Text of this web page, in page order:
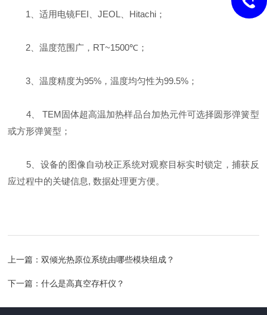
1、适用电镜FEI、JEOL、Hitachi；
2、温度范围广，RT~1500℃；
3、温度精度为95%，温度均匀性为99.5%；
4、 TEM固体超高温加热样品台加热元件可选择圆形弹簧型
或方形弹簧型；
5、设备的图像自动校正系统对观察目标实时锁定，捕获反
应过程中的关键信息, 数据处理更方便。
上一篇：双倾光热原位系统由哪些模块组成？
下一篇：什么是高真空存杆仪？